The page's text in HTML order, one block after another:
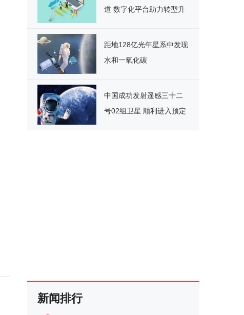
道 数字化平台助力转型升
距地128亿光年星系中发现
水和一氧化碳
中国成功发射遥感三十二
号02组卫星 顺利进入预定
新闻排行